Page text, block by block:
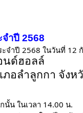
ำปี 2568
จำปี 2568 ในวันที่ 12
นด์ฮอลล์
ภอลำลูกกา จังห
น ในเวลา 14.00 น.